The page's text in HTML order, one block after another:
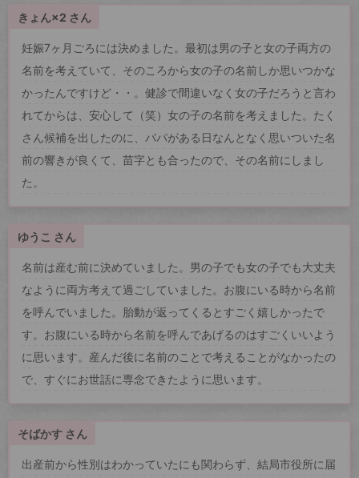
きょん×2 さん
妊娠7ヶ月ごろには決めました。最初は男の子と女の子両方の
名前を考えていて、そのころから女の子の名前しか思いつかな
かったんですけど・・。健診で間違いなく女の子だろうと言わ
れてからは、安心して（笑）女の子の名前を考えました。たく
さん候補を出したのに、パパがある日なんとなく思いついた名
前の響きが良くて、苗字とも合ったので、その名前にしまし
た。
ゆうこ さん
名前は産む前に決めていました。男の子でも女の子でも大丈夫
なように両方考えて過ごしていました。お腹にいる時から名前
を呼んでいました。胎動が返ってくるとすごく嬉しかったで
す。お腹にいる時から名前を呼んであげるのはすごくいいよう
に思います。産んだ後に名前のことで考えることがなかったの
で、すぐにお世話に専念できたように思います。
そばかす さん
出産前から性別はわかっていたにも関わらず、結局市役所に届